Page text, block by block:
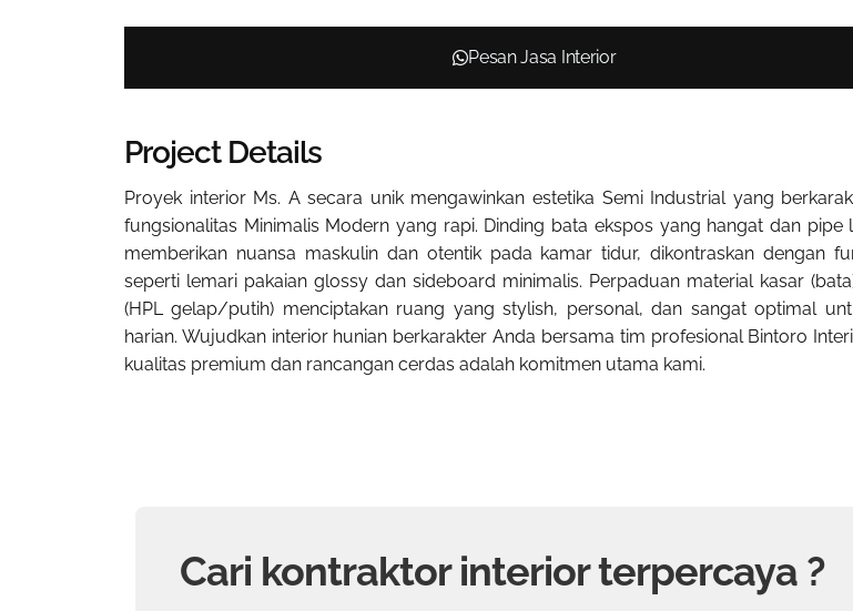
Pesan Jasa Interior
Project Details
Proyek interior Ms. A secara unik mengawinkan estetika Semi Industrial yang
fungsionalitas Minimalis Modern yang rapi. Dinding bata ekspos yang hangat dan pipe
memberikan nuansa maskulin dan otentik pada kamar tidur, dikontraskan dengan
seperti lemari pakaian glossy dan sideboard minimalis. Perpaduan material kasar
(HPL gelap/putih) menciptakan ruang yang stylish, personal, dan sangat optimal
harian. Wujudkan interior hunian berkarakter Anda bersama tim profesional Bintoro
kualitas premium dan rancangan cerdas adalah komitmen utama kami.
Cari kontraktor interior terpercaya ?